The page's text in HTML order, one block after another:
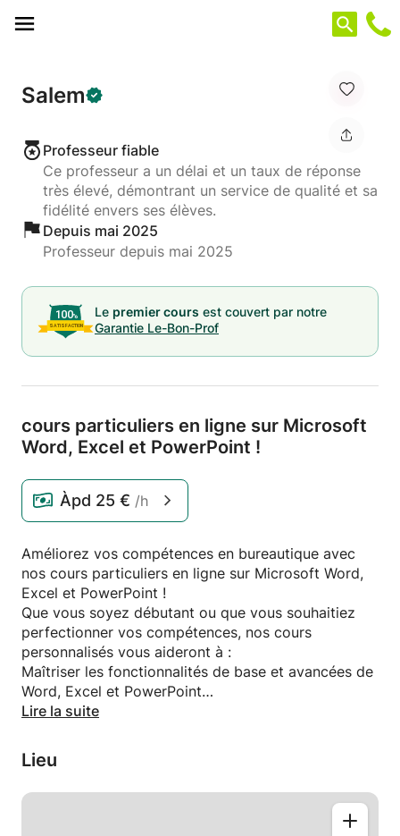
Salem
Professeur fiable
Ce professeur a un délai et un taux de réponse
très élevé, démontrant un service de qualité et sa
fidélité envers ses élèves.
Depuis mai 2025
Professeur depuis mai 2025
Le premier cours est couvert par notre
Garantie Le-Bon-Prof
cours particuliers en ligne sur Microsoft
Word, Excel et PowerPoint !
Àpd 25 € /h
Améliorez vos compétences en bureautique avec
nos cours particuliers en ligne sur Microsoft Word,
Excel et PowerPoint !
Que vous soyez débutant ou que vous souhaitiez
perfectionner vos compétences, nos cours
personnalisés vous aideront à :
Maîtriser les fonctionnalités de base et avancées de
Word, Excel et PowerPoint
Créer des documents professionnels et des
Gagner en productivité et en efficacité dans votre
travail
Nos cours sont adaptés à vos besoins et à votre
rythme. Réservez votre séance dès aujourd'hui et
Lire la suite
Lieu